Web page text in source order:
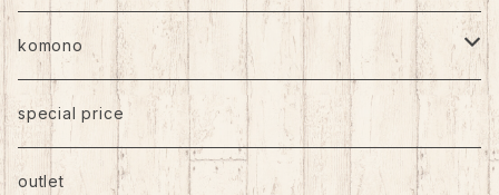
ボトムス
ワンピース
komono
帽子
靴下
special price
outlet